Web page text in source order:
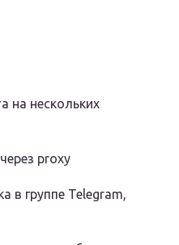
на нескольких
proxy
в группе Telegram,